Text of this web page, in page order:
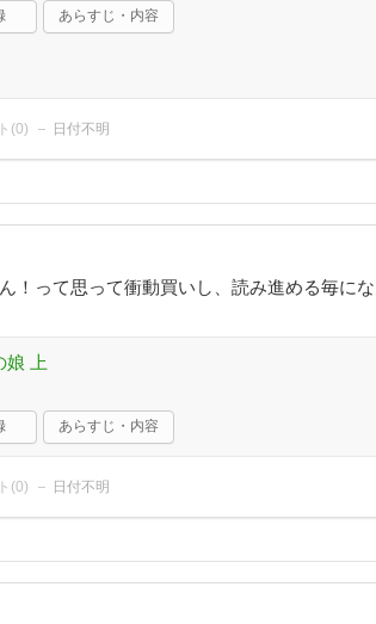
あらすじ・内容
(0) 日付不明
！って思って衝動買いし、読み進める毎に
娘 上
あらすじ・内容
(0) 日付不明